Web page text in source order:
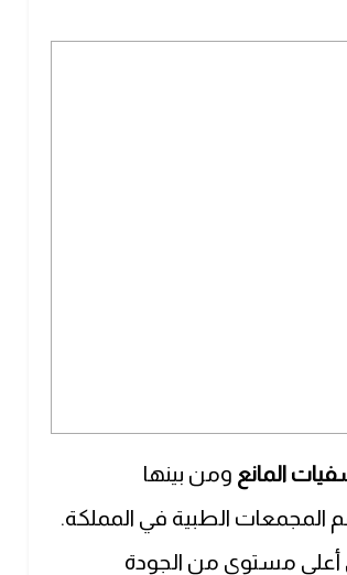
المانع ومن بينها
المجمعات الطبية في المملكة.
أعلى مستوى من الجودة